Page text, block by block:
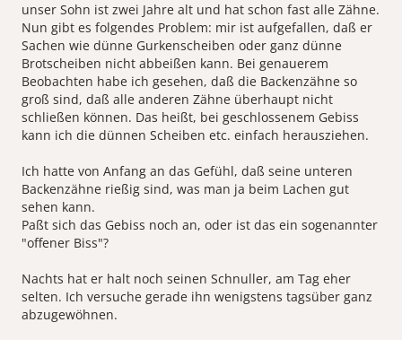
unser Sohn ist zwei Jahre alt und hat schon fast alle Zähne.
Nun gibt es folgendes Problem: mir ist aufgefallen, daß er
Sachen wie dünne Gurkenscheiben oder ganz dünne
Brotscheiben nicht abbeißen kann. Bei genauerem
Beobachten habe ich gesehen, daß die Backenzähne so
groß sind, daß alle anderen Zähne überhaupt nicht
schließen können. Das heißt, bei geschlossenem Gebiss
kann ich die dünnen Scheiben etc. einfach herausziehen.
Ich hatte von Anfang an das Gefühl, daß seine unteren
Backenzähne rießig sind, was man ja beim Lachen gut
sehen kann.
Paßt sich das Gebiss noch an, oder ist das ein sogenannter
"offener Biss"?
Nachts hat er halt noch seinen Schnuller, am Tag eher
selten. Ich versuche gerade ihn wenigstens tagsüber ganz
abzugewöhnen.